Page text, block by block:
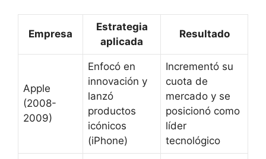
Empresa
Estrategia
aplicada
Resultado
Apple
(2008-
2009)
Enfocó en
innovación y
lanzó
productos
icónicos
(iPhone)
Incrementó su
cuota de
mercado y se
posicionó como
líder
tecnológico